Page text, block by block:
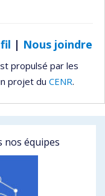
| Nous joindre
propulsé par les
projet du CENR.
nos équipes